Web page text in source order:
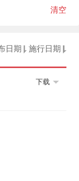
清空
日期 施行日期
下载